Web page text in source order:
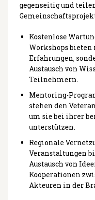
gegenseitig und
Kostenlose
Workshops
Erfahrungen,
Austausch von
Teilnehmern.
Mentoring-
stehen den
um sie bei ihrer
unterstützen.
Regionale
Veranstaltungen
Austausch von
Kooperationen
Akteuren in der